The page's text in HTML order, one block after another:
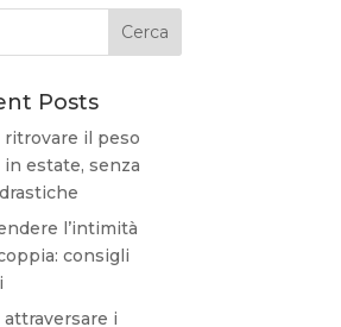
Posts
ritrovare il peso
in estate, senza
l’intimità
consigli
attraversare i